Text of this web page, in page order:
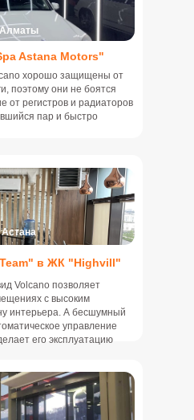
Astana Motors"
Алматы
хорошо защищены от
поэтому они не боятся
от регистров и радиаторов
пар и быстро
в ЖК "Highvill"
Volcano позволяет
с высоким
интерьера. А бесшумный
управление
его эксплуатацию
Астана